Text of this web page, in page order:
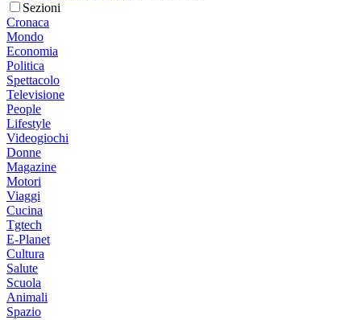
Sezioni
Cronaca
Mondo
Economia
Politica
Spettacolo
Televisione
People
Lifestyle
Videogiochi
Donne
Magazine
Motori
Viaggi
Cucina
Tgtech
E-Planet
Cultura
Salute
Scuola
Animali
Spazio